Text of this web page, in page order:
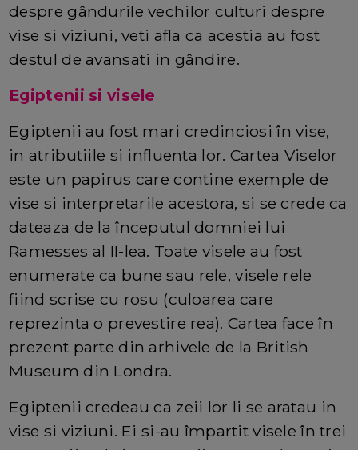
despre gândurile vechilor culturi despre
vise si viziuni, veti afla ca acestia au fost
destul de avansati in gândire.
Egiptenii si visele
Egiptenii au fost mari credinciosi în vise,
in atributiile si influenta lor. Cartea Viselor
este un papirus care contine exemple de
vise si interpretarile acestora, si se crede ca
dateaza de la începutul domniei lui
Ramesses al II-lea. Toate visele au fost
enumerate ca bune sau rele, visele rele
fiind scrise cu rosu (culoarea care
reprezinta o prevestire rea). Cartea face în
prezent parte din arhivele de la British
Museum din Londra.
Egiptenii credeau ca zeii lor li se aratau in
vise si viziuni. Ei si-au împartit visele în trei